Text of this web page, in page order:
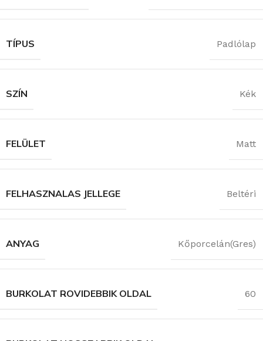
TÍPUS Padlólap
SZÍN Kék
FELÜLET Matt
FELHASZNALAS JELLEGE Beltéri
ANYAG Kőporcelán(Gres)
BURKOLAT ROVIDEBBIK OLDAL 60